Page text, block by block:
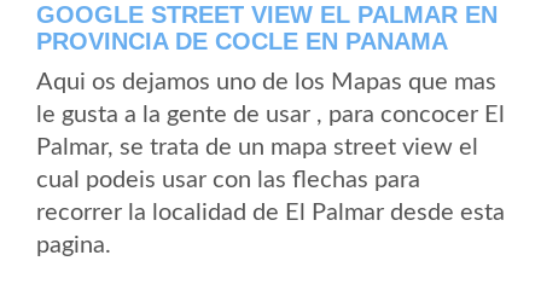
GOOGLE STREET VIEW EL PALMAR EN
PROVINCIA DE COCLE EN PANAMA
Aqui os dejamos uno de los Mapas que mas
le gusta a la gente de usar , para concocer El
Palmar, se trata de un mapa street view el
cual podeis usar con las flechas para
recorrer la localidad de El Palmar desde esta
pagina.